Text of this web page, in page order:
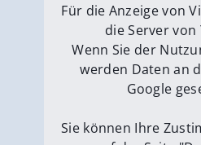
Externe Medien
Für die Anzeige von
die Server von
Wenn Sie der
werden Daten an
Google
Sie können Ihre